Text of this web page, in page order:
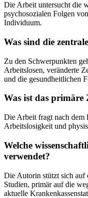
Die Arbeit untersucht die
psychosozialen Folgen
Individuum.
Was sind die
Zu den Schwerpunkten
Arbeitslosen, veränderte
und die gesundheitlichen
Was ist das primäre
Die Arbeit fragt nach dem
Arbeitslosigkeit und
Welche
verwendet?
Die Autorin stützt sich auf
Studien, primär auf die
aktuelle